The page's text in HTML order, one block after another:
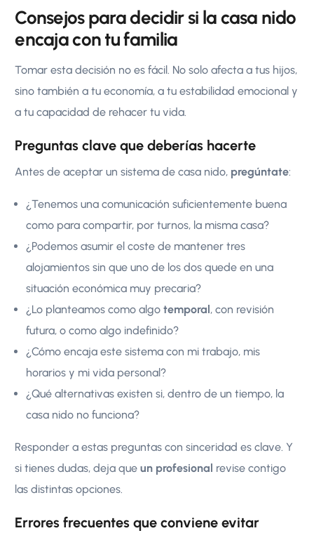
Consejos para decidir si la casa nido
encaja con tu familia
Tomar esta decisión no es fácil. No solo afecta a tus hijos,
sino también a tu economía, a tu estabilidad emocional y
a tu capacidad de rehacer tu vida.
Preguntas clave que deberías hacerte
Antes de aceptar un sistema de casa nido, pregúntate:
¿Tenemos una comunicación suficientemente buena
como para compartir, por turnos, la misma casa?
¿Podemos asumir el coste de mantener tres
alojamientos sin que uno de los dos quede en una
situación económica muy precaria?
¿Lo planteamos como algotemporal, con revisión
futura, o como algo indefinido?
¿Cómo encaja este sistema con mi trabajo, mis
horarios y mi vida personal?
¿Qué alternativas existen si, dentro de un tiempo, la
casa nido no funciona?
Responder a estas preguntas con sinceridad es clave. Y
si tienes dudas, deja queun profesional revise contigo
las distintas opciones.
Errores frecuentes que conviene evitar